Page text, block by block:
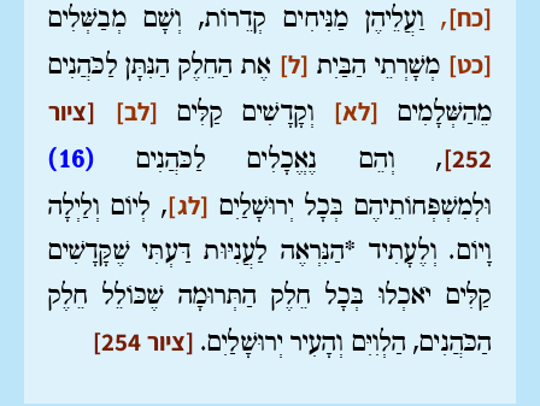
[כח],וַעֲלֵיהֶן מַנִּיחִים קְדֵרוֹת, וְשָׁם מְבַשְּׁלִים
[כט] מְשָׁרְתֵי הַבַּיִת [ל] אֶת הַחֵלֶק הַנִּתָּן לַכֹּהֲנִים
מֵהַשְּׁלָמִים [לא] וְקָדָשִׁים קַלִּים [לב]
[ציור
252] , וְהֵם נֶאֱכָלִים לַכֹּהֲנִים (16)
וּלְמִשְׁפְּחוֹתֵיהֶם בְּכָל יְרוּשָׁלַיִם [לג], לְיוֹם וְלַיְלָה
וָיוֹם. וְלֶעָתִיד *הַנִּרְאֶה לַעֲנִיּוּת דַּעְתִּי שֶׁקָּדָשִׁים
קַלִּים יֹאכְלוּ בְּכָל חֵלֶק הַתְּרוּמָה שֶׁכּוֹלֵל חֵלֶק
הַכֹּהֲנִים, הַלְוִיִּם וְהָעִיר יְרוּשָׁלַיִם. [ציור 254]